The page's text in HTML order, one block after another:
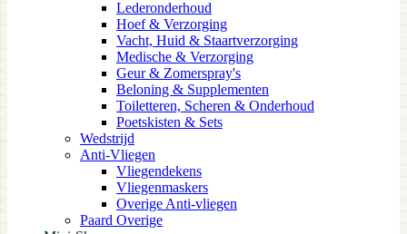
Lederonderhoud
Hoef & Verzorging
Vacht, Huid & Staartverzorging
Medische & Verzorging
Geur & Zomerspray's
Beloning & Supplementen
Toiletteren, Scheren & Onderhoud
Poetskisten & Sets
Wedstrijd
Anti-Vliegen
Vliegendekens
Vliegenmaskers
Overige Anti-vliegen
Paard Overige